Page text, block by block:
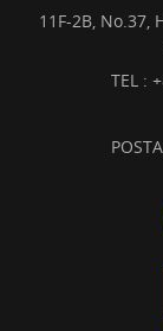
11F-2B, No.37,
TEL :